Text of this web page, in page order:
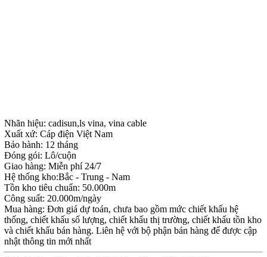
Nhãn hiệu: cadisun,ls vina, vina cable
Xuất xứ: Cáp điện Việt Nam
Bảo hành: 12 tháng
Đóng gói: Lô/cuộn
Giao hàng: Miễn phí 24/7
Hệ thống kho:Bắc - Trung - Nam
Tồn kho tiêu chuẩn: 50.000m
Công suất: 20.000m/ngày
Mua hàng: Đơn giá dự toán, chưa bao gồm mức chiết khấu hệ
thống, chiết khấu số lượng, chiết khấu thị trường, chiết khấu tồn kho
và chiết khấu bán hàng. Liên hệ với bộ phận bán hàng để được cập
nhật thông tin mới nhất